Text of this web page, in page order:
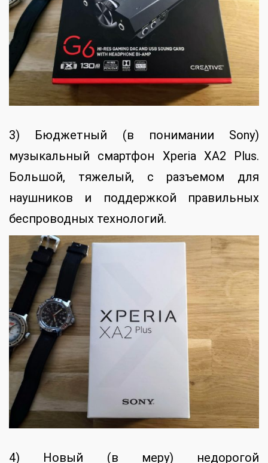
3) Бюджетный (в понимании Sony)
музыкальный смартфон Xperia XA2 Plus.
Большой, тяжелый, с разъемом для
наушников и поддержкой правильных
беспроводных технологий.
4) Новый (в меру) недорогой